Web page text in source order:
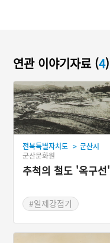
연관 이야기자료 (4)
전북특별자치도 > 군산시
군산문화원
추척의 철도 '옥구선'
#일제강점기
#군산선
#군산항